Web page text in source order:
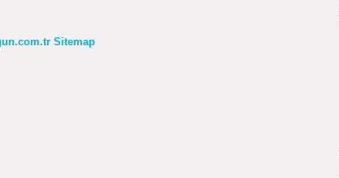
Sitemap